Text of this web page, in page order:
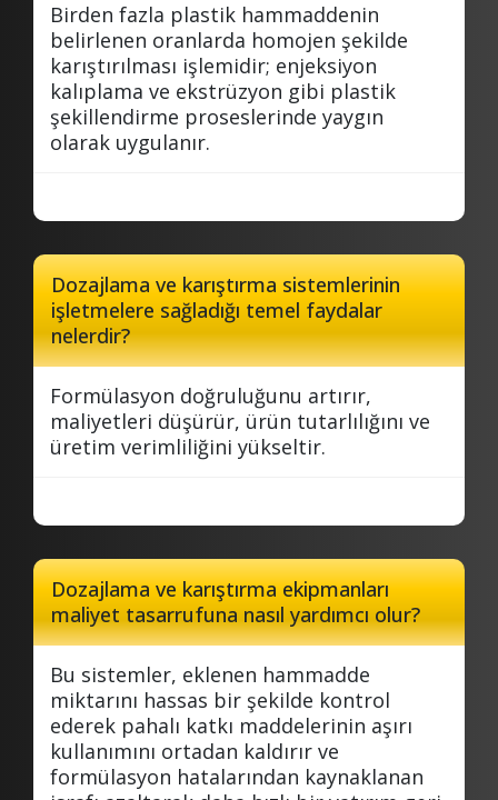
Birden fazla plastik hammaddenin
belirlenen oranlarda homojen şekilde
karıştırılması işlemidir; enjeksiyon
kalıplama ve ekstrüzyon gibi plastik
şekillendirme proseslerinde yaygın
olarak uygulanır.
Dozajlama ve karıştırma sistemlerinin
işletmelere sağladığı temel faydalar
nelerdir?
Formülasyon doğruluğunu artırır,
maliyetleri düşürür, ürün tutarlılığını ve
üretim verimliliğini yükseltir.
Dozajlama ve karıştırma ekipmanları
maliyet tasarrufuna nasıl yardımcı olur?
Bu sistemler, eklenen hammadde
miktarını hassas bir şekilde kontrol
ederek pahalı katkı maddelerinin aşırı
kullanımını ortadan kaldırır ve
formülasyon hatalarından kaynaklanan